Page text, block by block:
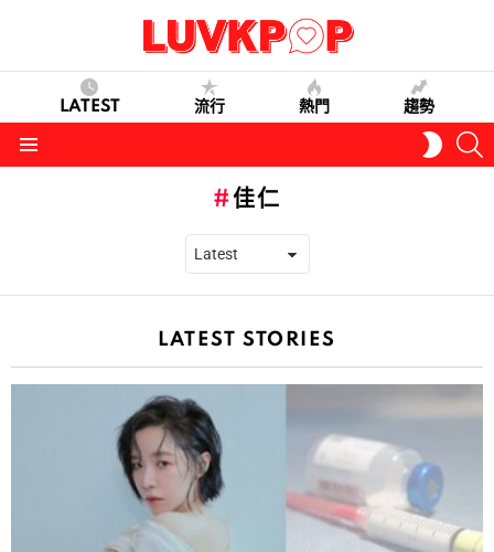
LATEST 流行 熱門 趨勢
SKIN
佳仁
LATEST STORIES